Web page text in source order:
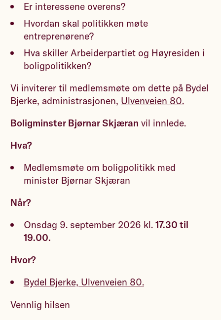
Er interessene overens?
Hvordan skal politikken møte
entreprenørene?
Hva skiller Arbeiderpartiet og Høyresiden i
boligpolitikken?
Vi inviterer til medlemsmøte om dette på Bydel
Bjerke, administrasjonen, Ulvenveien 80.
Boligminster Bjørnar Skjæran vil innlede.
Hva?
Medlemsmøte om boligpolitikk med
minister Bjørnar Skjæran
Når?
Onsdag 9. september 2026 kl. 17.30 til
19.00.
Hvor?
Bydel Bjerke, Ulvenveien 80.
Vennlig hilsen